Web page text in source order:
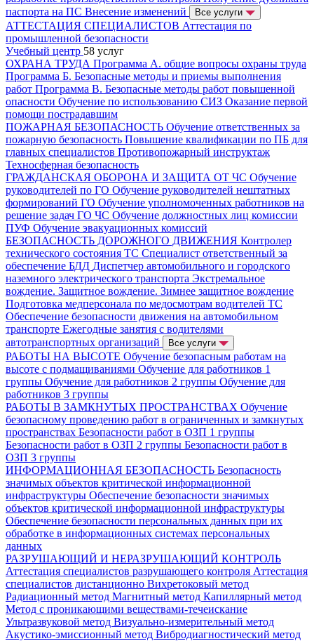
паспорта на ПС Внесение изменений Все услуги
АТТЕСТАЦИЯ СПЕЦИАЛИСТОВ Аттестация по
промышленной безопасности
Учебный центр 58 услуг
ОХРАНА ТРУДА Программа А. общие вопросы охраны труда
Программа Б. Безопасные методы и приемы выполнения
работ Программа В. Безопасные методы работ повышенной
опасности Обучение по использованию СИЗ Оказание первой
помощи пострадавшим
ПОЖАРНАЯ БЕЗОПАСНОСТЬ Обучение ответственных за
пожарную безопасность Повышение квалификации по ПБ для
главных специалистов Противопожарный инструктаж
Техносферная безопасность
ГРАЖДАНСКАЯ ОБОРОНА И ЗАЩИТА ОТ ЧС Обучение
руководителей по ГО Обучение руководителей нештатных
формирований ГО Обучение уполномоченных работников на
решение задач ГО ЧС Обучение должностных лиц комиссии
ПУФ Обучение эвакуационных комиссий
БЕЗОПАСНОСТЬ ДОРОЖНОГО ДВИЖЕНИЯ Контролер
технического состояния ТС Специалист ответственный за
обеспечение БДД Диспетчер автомобильного и городского
наземного электрического транспорта Экстремальное
вождение. Защитное вождение. Зимнее защитное вождение
Подготовка медперсонала по медосмотрам водителей ТС
Обеспечение безопасности движения на автомобильном
транспорте Ежегодные занятия с водителями
автотранспортных организаций
Все услуги
РАБОТЫ НА ВЫСОТЕ Обучение безопасным работам на
высоте с подмащиваниями Обучение для работников 1
группы Обучение для работников 2 группы Обучение для
работников 3 группы
РАБОТЫ В ЗАМКНУТЫХ ПРОСТРАНСТВАХ Обучение
безопасному проведению работ в ограниченных и замкнутых
пространствах Безопасности работ в ОЗП 1 группы
Безопасности работ в ОЗП 2 группы Безопасности работ в
ОЗП 3 группы
ИНФОРМАЦИОННАЯ БЕЗОПАСНОСТЬ Безопасность
значимых объектов критической информационной
инфраструктуры Обеспечение безопасности значимых
объектов критической информационной инфраструктуры
Обеспечение безопасности персональных данных при их
обработке в информационных системах персональных
данных
РАЗРУШАЮЩИЙ И НЕРАЗРУШАЮЩИЙ КОНТРОЛЬ
Аттестация специалистов разрушающего контроля Аттестация
специалистов дистанционно Вихретоковый метод
Радиационный метод Магнитный метод Капиллярный метод
Метод с проникающими веществами-течеискание
Ультразвуковой метод Визуально-измерительный метод
Акустико-эмиссионный метод Вибродиагностический метод